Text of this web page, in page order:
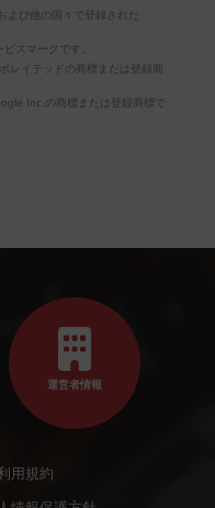
び他の国々で登録された
スマークです。
レイテッドの商標または登録商
Inc.の商標または登録商標で
運営者情報
用規約